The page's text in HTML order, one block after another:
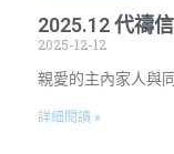
2025.12 代禱信
2025-12-12
親愛的主內家人與
詳細閱讀 »